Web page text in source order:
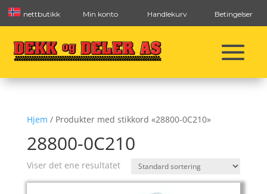
nettbutikk Min konto Handlekurv Betingelser
Hjem / Produkter med stikkord «28800-0C210»
28800-0C210
Viser det ene resultatet